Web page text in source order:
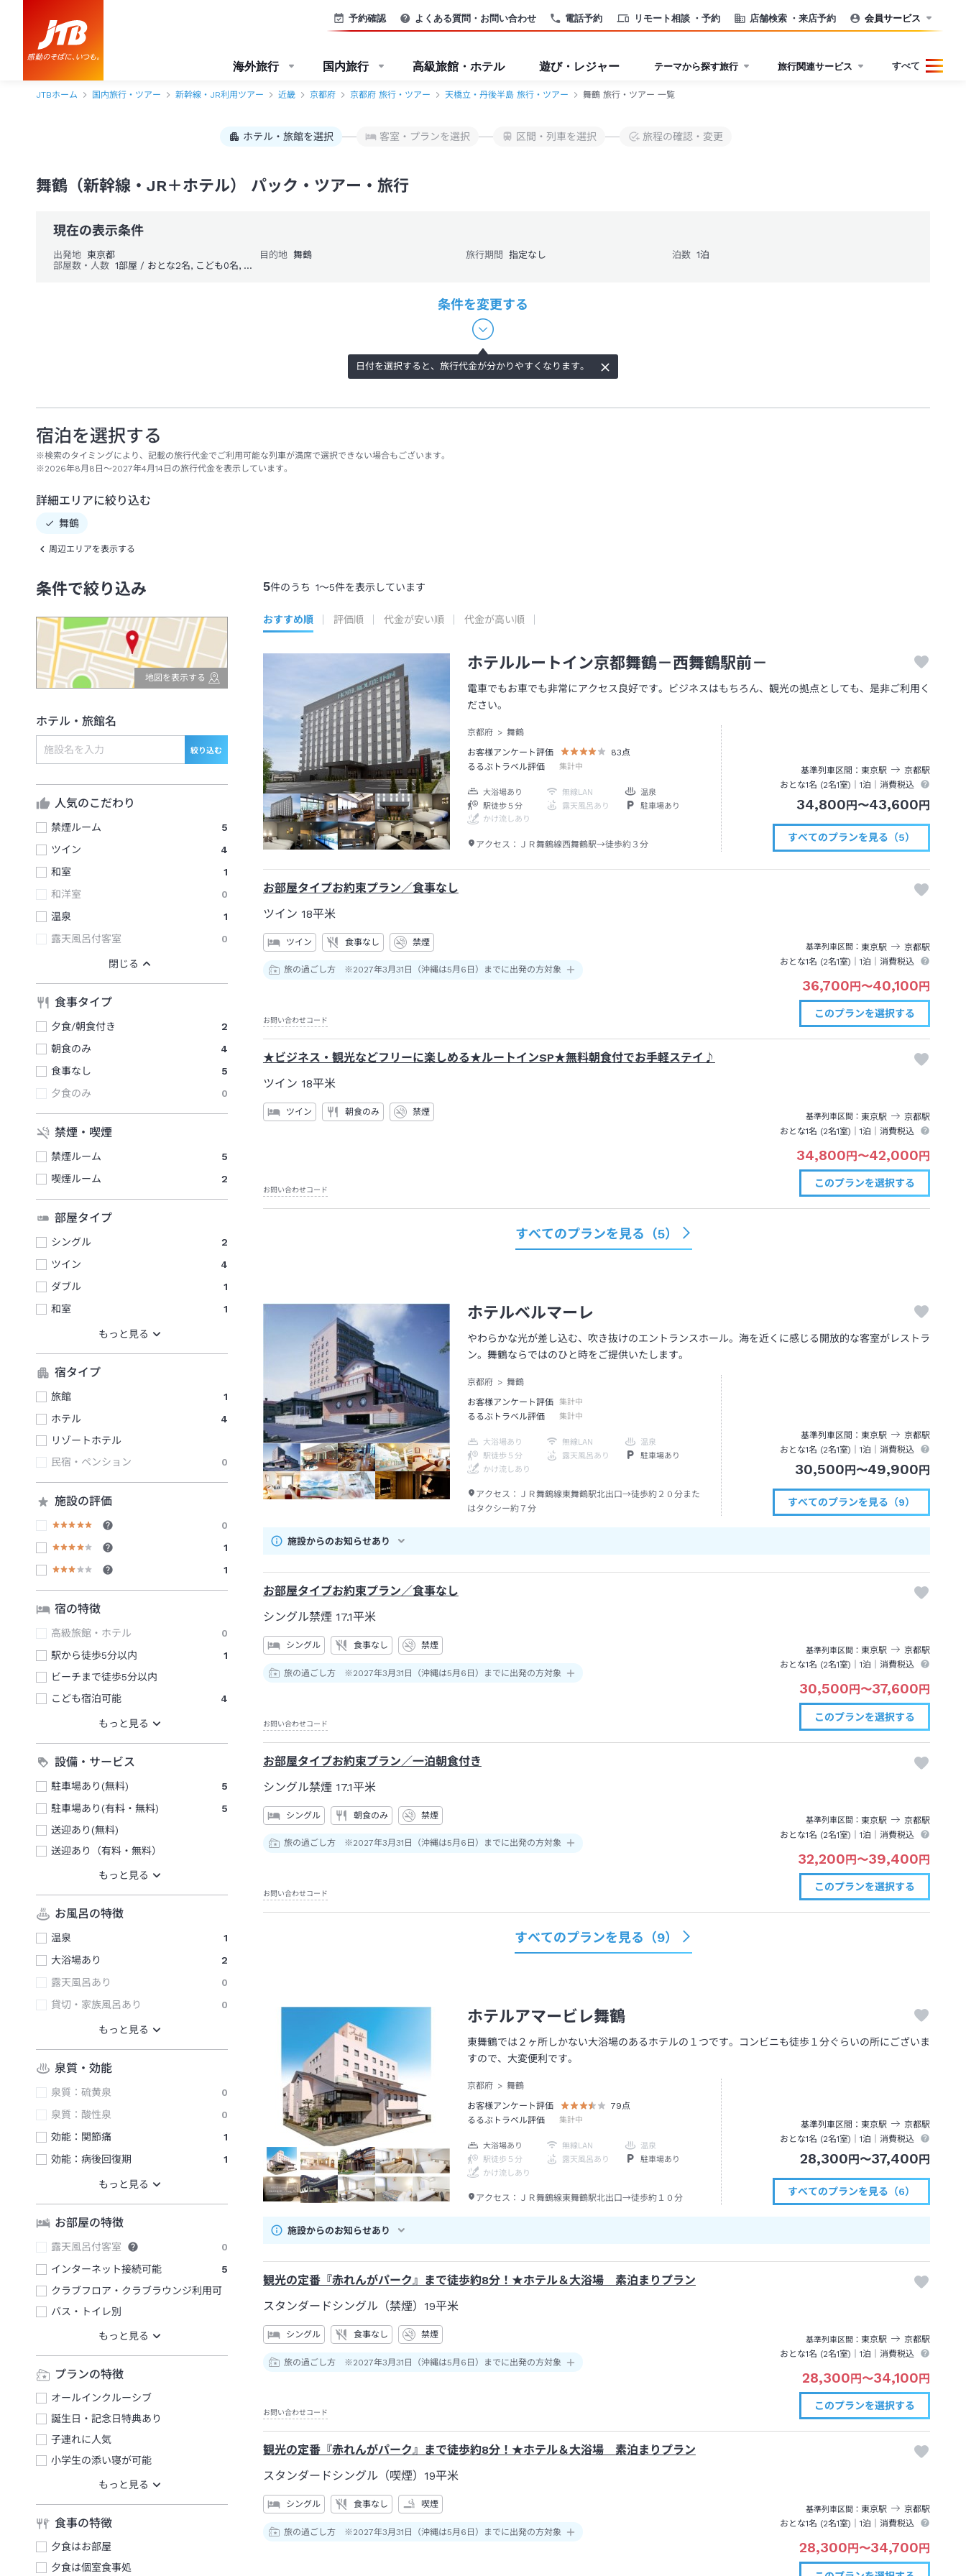
電話予約 リモート相談 ・予約 店舗検索 ・来店予約
予約確認 よくある質問・お問い合わせ 会員サービス
海外旅行 国内旅行 高級旅館・ホテル 遊び・レジャー テーマから探す旅行 旅行関連サービス すべて
JTBホーム 国内旅行・ツアー 新幹線・JR利用ツアー 近畿 京都府 京都府 旅行・ツアー 天橋立・丹後半島 旅行・ツアー 舞鶴 旅行・ツアー 一覧
ホテル・旅館を選択 客室・プランを選択 区間・列車を選択 旅程の確認・変更
舞鶴（新幹線・JR＋ホテル） パック・ツアー・旅行
現在の表示条件
出発地 東京都 目的地 舞鶴 旅行期間 指定なし 泊数 1泊
部屋数・人数
1部屋 / おとな2名, こども0名, 幼児0名
日付を選択すると、旅行代金が分かりやすくなります。
宿泊を選択する
※検索のタイミングにより、記載の旅行代金でご利用可能な列車が満席で選択できない場合もございます。
※2026年8月8日～2027年4月14日の旅行代金を表示しています。
詳細エリアに絞り込む
舞鶴
周辺エリアを表示する
条件で絞り込み
地図を表示する
ホテル・旅館名
絞り込む
人気のこだわり
禁煙ルーム
5
ツイン
4
和室
1
和洋室
0
温泉
1
露天風呂付客室
0
食事タイプ
夕食/朝食付き
2
朝食のみ
4
食事なし
5
夕食のみ
0
禁煙・喫煙
禁煙ルーム
5
喫煙ルーム
2
部屋タイプ
シングル
2
ツイン
4
ダブル
1
和室
1
宿タイプ
旅館
1
ホテル
4
リゾートホテル
民宿・ペンション
0
施設の評価
0
1
1
宿の特徴
高級旅館・ホテル
0
駅から徒歩5分以内
1
ビーチまで徒歩5分以内
こども宿泊可能
4
設備・サービス
駐車場あり(無料)
5
駐車場あり(有料・無料)
5
送迎あり(無料)
送迎あり（有料・無料）
お風呂の特徴
温泉
1
大浴場あり
2
露天風呂あり
0
貸切・家族風呂あり
0
泉質・効能
泉質：硫黄泉
0
泉質：酸性泉
0
効能：関節痛
1
効能：病後回復期
1
お部屋の特徴
露天風呂付客室
0
インターネット接続可能
5
クラブフロア・クラブラウンジ利用可
バス・トイレ別
プランの特徴
オールインクルーシブ
誕生日・記念日特典あり
子連れに人気
小学生の添い寝が可能
食事の特徴
夕食はお部屋
夕食は個室食事処
5件のうち 1～5件を表示しています
おすすめ順 評価順 代金が安い順 代金が高い順
ホテルルートイン京都舞鶴－西舞鶴駅前－
電車でもお車でも非常にアクセス良好です。ビジネスはもちろん、観光の拠点としても、是非ご利用く
ださい。
京都府
舞鶴
お客様アンケート評価
83 点
るるぶトラベル評価
集計中
大浴場あり 無線LAN
温泉
駅徒歩５分
露天風呂あり
駐車場あり
かけ流しあり
アクセス： ＪＲ舞鶴線西舞鶴駅→徒歩約３分
基準列車区間 東京駅 京都駅
おとな1名 (2名1室)｜1泊 ｜消費税込
34,800 円 〜43,600 円
すべてのプランを見る（5）
お部屋タイプお約束プラン／食事なし
ツイン 18平米
ツイン 食事なし 禁煙
旅の過ごし方 ※2027年3月31日（沖縄は5月6日）までに出発の方対象
基準列車区間 東京駅 京都駅
おとな1名 (2名1室)｜1泊 ｜消費税込
36,700円〜40,100円
お問い合わせコード
このプランを選択する
★ビジネス・観光などフリーに楽しめる★ルートインSP★無料朝食付でお手軽ステイ♪
ツイン 18平米
ツイン 朝食のみ 禁煙 基準列車区間 東京駅 京都駅
おとな1名 (2名1室)｜1泊 ｜消費税込
34,800円〜42,000円
お問い合わせコード
このプランを選択する
すべてのプランを見る（5）
ホテルベルマーレ
やわらかな光が差し込む、吹き抜けのエントランスホール。海を近くに感じる開放的な客室がレストラ
ン。舞鶴ならではのひと時をご提供いたします。
京都府
舞鶴
お客様アンケート評価
集計中
るるぶトラベル評価 集計中
大浴場あり 無線LAN
温泉
駅徒歩５分
露天風呂あり
駐車場あり
かけ流しあり
アクセス： ＪＲ舞鶴線東舞鶴駅北出口→徒歩約２０分また
はタクシー約７分
基準列車区間 東京駅 京都駅
おとな1名 (2名1室)｜1泊 ｜消費税込
30,500円〜49,900円
すべてのプランを見る（9）
施設からのお知らせあり
お部屋タイプお約束プラン／食事なし
シングル禁煙 17.1平米
シングル 食事なし 禁煙
旅の過ごし方 ※2027年3月31日（沖縄は5月6日）までに出発の方対象
基準列車区間 東京駅 京都駅
おとな1名 (2名1室)｜1泊 ｜消費税込
30,500 円 〜37,600 円
お問い合わせコード
このプランを選択する
お部屋タイプお約束プラン／一泊朝食付き
シングル禁煙 17.1平米
シングル 朝食のみ 禁煙
旅の過ごし方 ※2027年3月31日（沖縄は5月6日）までに出発の方対象
基準列車区間 東京駅 京都駅
おとな1名 (2名1室)｜1泊 ｜消費税込
32,200円〜39,400円
お問い合わせコード
このプランを選択する
すべてのプランを見る（9）
ホテルアマービレ舞鶴
東舞鶴では２ヶ所しかない大浴場のあるホテルの１つです。コンビニも徒歩１分ぐらいの所にございま
すので、大変便利です。
京都府
舞鶴
お客様アンケート評価
79点
るるぶトラベル評価
集計中
大浴場あり 無線LAN
温泉
駅徒歩５分
露天風呂あり
駐車場あり
かけ流しあり
アクセス： ＪＲ舞鶴線東舞鶴駅北出口→徒歩約１０分
基準列車区間 東京駅 京都駅
おとな1名 (2名1室)｜1泊 ｜消費税込
28,300円〜37,400円
すべてのプランを見る（6）
施設からのお知らせあり
観光の定番『赤れんがパーク』まで徒歩約8分！★ホテル＆大浴場 素泊まりプラン
スタンダードシングル（禁煙）19平米
シングル 食事なし 禁煙
旅の過ごし方 ※2027年3月31日（沖縄は5月6日）までに出発の方対象
基準列車区間 東京駅 京都駅
おとな1名 (2名1室)｜1泊 ｜消費税込
28,300円〜34,100円
お問い合わせコード
このプランを選択する
観光の定番『赤れんがパーク』まで徒歩約8分！★ホテル＆大浴場 素泊まりプラン
スタンダードシングル（喫煙）19平米
シングル 食事なし 喫煙
旅の過ごし方 ※2027年3月31日（沖縄は5月6日）までに出発の方対象
基準列車区間 東京駅 京都駅
おとな1名 (2名1室)｜1泊 ｜消費税込
28,300 円 〜34,700 円